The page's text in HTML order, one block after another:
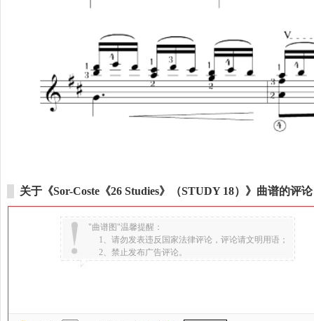
关于《Sor-Coste《26 Studies》（STUDY 18）》曲谱的评论
"曲谱图"温馨提醒：
1、请勿发表违反国家法律评论，评论请文明用语；
2、禁止发布广告评论。